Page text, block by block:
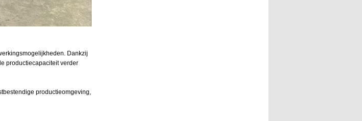
Dankzij
productiecapaciteit verder
productieomgeving,